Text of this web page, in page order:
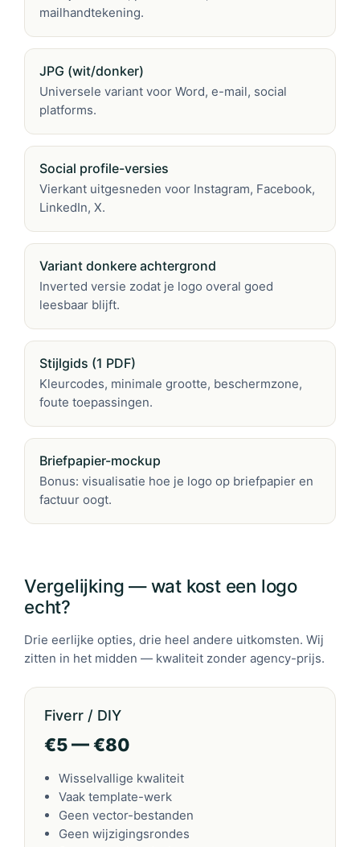
mailhandtekening.
JPG (wit/donker)
Universele variant voor Word, e-mail, social
platforms.
Social profile-versies
Vierkant uitgesneden voor Instagram, Facebook,
LinkedIn, X.
Variant donkere achtergrond
Inverted versie zodat je logo overal goed
leesbaar blijft.
Stijlgids (1 PDF)
Kleurcodes, minimale grootte, beschermzone,
foute toepassingen.
Briefpapier-mockup
Bonus: visualisatie hoe je logo op briefpapier en
factuur oogt.
Vergelijking — wat kost een logo
echt?
Drie eerlijke opties, drie heel andere uitkomsten. Wij
zitten in het midden — kwaliteit zonder agency-prijs.
Fiverr / DIY
€5 — €80
Wisselvallige kwaliteit
Vaak template-werk
Geen vector-bestanden
Geen wijzigingsrondes